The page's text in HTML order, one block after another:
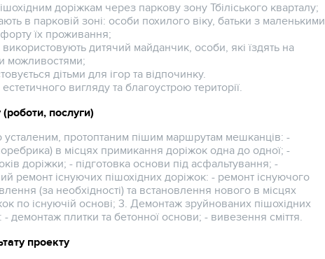
доріжкам через паркову зону Тбіліського кварталу;
в парковій зоні: особи похилого віку, батьки з маленькими
їх проживання;
дитячий майданчик, особи, які їздять на
можливостями;
дітьми для ігор та відпочинку.
вигляду та благоустрою території.
(роботи, послуги)
усталеним, протоптаним пішим маршрутам мешканців: -
в місцях примикання доріжок одна до одної; -
доріжки; - підготовка основи під асфальтування; -
ремонт існуючих пішохідних доріжок: - ремонт існуючого
(за необхідності) та встановлення нового в місцях
по існуючій основі; 3. Демонтаж зруйнованих пішохідних
демонтаж плитки та бетонної основи; - вивезення сміття.
проекту